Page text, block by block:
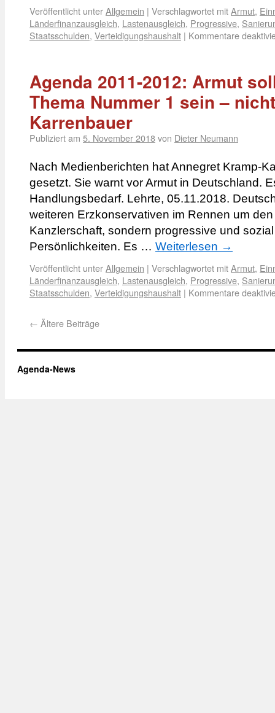
Veröffentlicht unterAllgemein | Verschlagwortet mitArmut,
Länderfinanzausgleich, Lastenausgleich, Progressive,
Staatsschulden, Verteidigungshaushalt | Kommentare
Agenda 2011-2012: Armut
Thema Nummer 1 sein –
Karrenbauer
Publiziert am 5. November 2018von Dieter Neumann
Nach Medienberichten hat Annegret Kramp-
gesetzt. Sie warnt vor Armut in Deutschland.
Handlungsbedarf. Lehrte, 05.11.2018.
weiteren Erzkonservativen im Rennen um
Kanzlerschaft, sondern progressive und
Persönlichkeiten. Es … Weiterlesen →
Veröffentlicht unterAllgemein | Verschlagwortet mitArmut,
Länderfinanzausgleich, Lastenausgleich, Progressive,
Staatsschulden, Verteidigungshaushalt | Kommentare
← Ältere Beiträge
Agenda-News